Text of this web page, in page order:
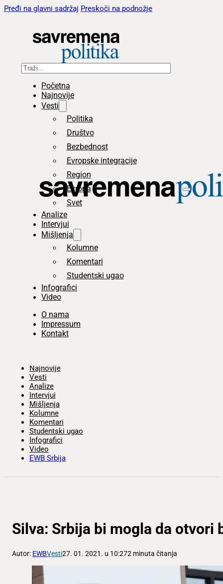
Pređi na glavni sadržaj Preskoči na podnožje
Pretraga
Početna
Najnovije
Vesti
Politika
Društvo
Bezbednost
Evropske integracije
Region
Evropa
Svet
Analize
Intervjui
Mišljenja
Kolumne
Komentari
Studentski ugao
Infografici
Video
O nama
Impressum
Kontakt
Najnovije
Vesti
Analize
Intervjui
Mišljenja
Kolumne
Komentari
Studentski ugao
Infografici
Video
EWB Srbija
Silva: Srbija bi mogla da otvori
Autor: EWBVesti27. 01. 2021. u 10:272 minuta čitanja